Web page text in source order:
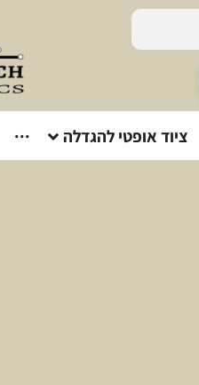
ציוד אופטי להגדלה ···